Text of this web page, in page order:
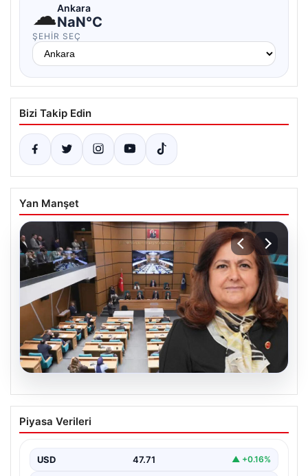
☁Ankara
NaN°C
ŞEHIR SEÇ
Bizi Takip Edin
Yan Manşet
Üsküdar Belediyesi’nde başkanvekili
Sibel Tan Çetinkaya oldu
Piyasa Verileri
USD 47.71 ▲ +0.16%